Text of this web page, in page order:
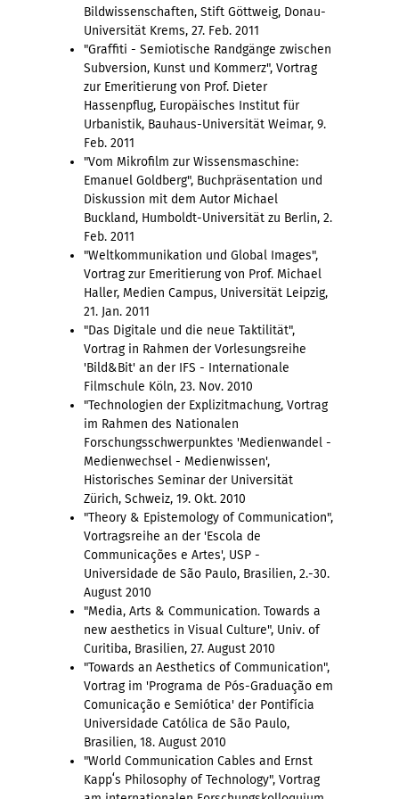
Bildwissenschaften, Stift Göttweig, Donau-
Universität Krems, 27. Feb. 2011
"Graffiti - Semiotische Randgänge zwischen
Subversion, Kunst und Kommerz", Vortrag
zur Emeritierung von Prof. Dieter
Hassenpflug, Europäisches Institut für
Urbanistik, Bauhaus-Universität Weimar, 9.
Feb. 2011
"Vom Mikrofilm zur Wissensmaschine:
Emanuel Goldberg", Buchpräsentation und
Diskussion mit dem Autor Michael
Buckland, Humboldt-Universität zu Berlin, 2.
Feb. 2011
"Weltkommunikation und Global Images",
Vortrag zur Emeritierung von Prof. Michael
Haller, Medien Campus, Universität Leipzig,
21. Jan. 2011
"Das Digitale und die neue Taktilität",
Vortrag in Rahmen der Vorlesungsreihe
'Bild&Bit' an der IFS - Internationale
Filmschule Köln, 23. Nov. 2010
"Technologien der Explizitmachung, Vortrag
im Rahmen des Nationalen
Forschungsschwerpunktes 'Medienwandel -
Medienwechsel - Medienwissen',
Historisches Seminar der Universität
Zürich, Schweiz, 19. Okt. 2010
"Theory & Epistemology of Communication",
Vortragsreihe an der 'Escola de
Communicações e Artes', USP -
Universidade de São Paulo, Brasilien, 2.-30.
August 2010
"Media, Arts & Communication. Towards a
new aesthetics in Visual Culture", Univ. of
Curitiba, Brasilien, 27. August 2010
"Towards an Aesthetics of Communication",
Vortrag im 'Programa de Pós-Graduação em
Comunicação e Semiótica' der Pontifícia
Universidade Católica de São Paulo,
Brasilien, 18. August 2010
"World Communication Cables and Ernst
Kappʻs Philosophy of Technology", Vortrag